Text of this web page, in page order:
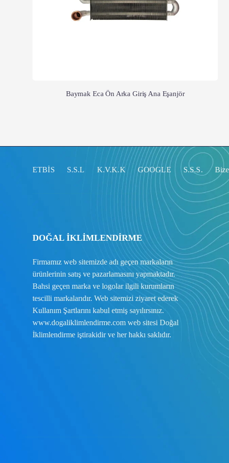
Baymak Eca Ön Arka Giriş Ana Eşanjör
ETBİS S.S.L K.V.K.K GOOGLE S.S.S.
DOĞAL İKLİMLENDİRME
Firmamız web sitemizde adı geçen markaların
ürünlerinin satış ve pazarlamasını yapmaktadır.
Bahsi geçen marka ve logolar ilgili kurumların
tescilli markalarıdır. Web sitemizi ziyaret ederek
Kullanım Şartlarını kabul etmiş sayılırsınız.
www.dogaliklimlendirme.com web sitesi Doğal
İklimlendirme iştirakidir ve her hakkı saklıdır.